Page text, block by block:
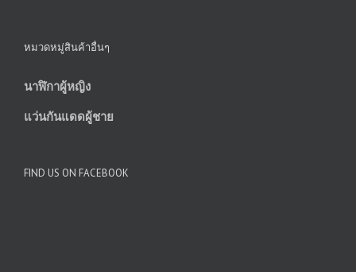
หมวดหมู่สินค้าอื่นๆ
นาฬิกาผู้หญิง
แว่นกันแดดผู้ชาย
FIND US ON FACEBOOK